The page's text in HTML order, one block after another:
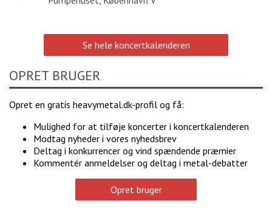
Se hele koncertkalenderen
OPRET BRUGER
Opret en gratis heavymetal.dk-profil og få:
Mulighed for at tilføje koncerter i koncertkalenderen
Modtag nyheder i vores nyhedsbrev
Deltag i konkurrencer og vind spændende præmier
Kommentér anmeldelser og deltag i metal-debatter
Opret bruger